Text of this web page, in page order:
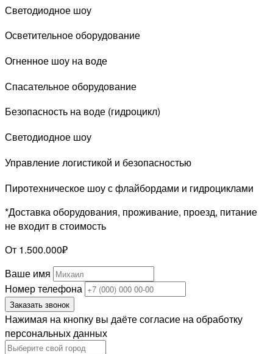
Светодиодное шоу
Осветительное оборудование
Огненное шоу на воде
Спасательное оборудование
Безопасность на воде (гидроцикл)
Светодиодное шоу
Управление логистикой и безопасностью
Пиротехническое шоу с флайбордами и гидроциклами
*Доставка оборудования, проживание, проезд, питание
не входит в стоимость
От 1.500.000₽
Ваше имя
Номер телефона
Заказать звонок
Нажимая на кнопку вы даёте согласие на обработку
персональных данных